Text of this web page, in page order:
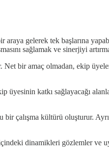
araya gelerek tek başlarına
sağlamak ve sinerjiyi
Net bir amaç olmadan, ekip
üyesinin katkı sağlayacağı
bir çalışma kültürü oluşturur.
dinamikleri gözlemler ve